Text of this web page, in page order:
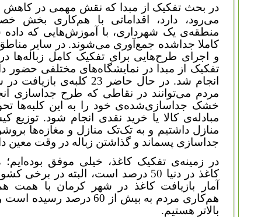
در بحث تفکیک از مبدا که نقش مهمی در کاهش
می‌رود، دارد، اقداماتی با هم‌کاری بخش
منطقه‌ی یک شهرداری، با آموزش‌هایی که
کاملا جداشده جمع‌آوری می‌شوند. در سایر
و اجرای طرح‌هایی برای تفکیک کامل زباله‌ها
تفکیک از مبدا در نمایشگاه‌های مختلفی حضور
انجام شد. در حال حاضر 23
مردم می‌توانند در نقاطی که طرح جداسازی
خشک جداسازی‌شده‌ی خود را به این کلبه‌ها
مبادله‌ی کالا یا خرید نقدی انجام شود. توزیع
منازل داشتیم و به تک‌تک منازل و مغازه‌ها
جداسازی پسماند و گذاشتن زباله در وقت معین
در زمینه‌ی تفکیک کاغذ، خیلی موفق
آمار بازیافت کاغذ در شهر کرمان با همت
هم‌کاری مردم به بیش از 60
بالاتر هستیم.